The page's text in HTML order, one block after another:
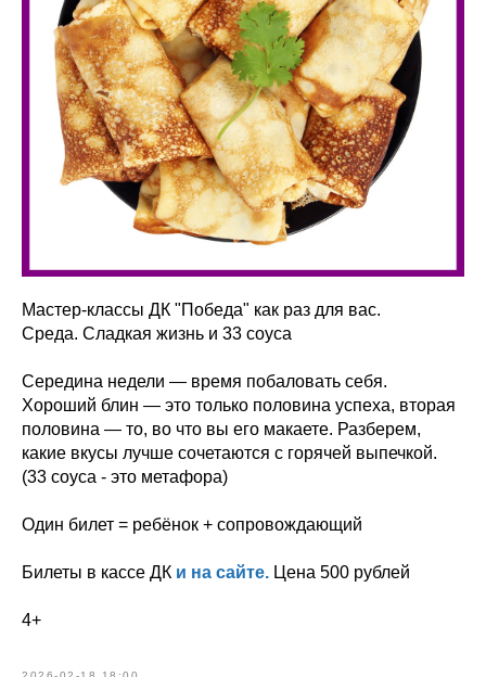
Мастер-классы ДК "Победа" как раз для вас.
Среда. Сладкая жизнь и 33 соуса
Середина недели — время побаловать себя.
Хороший блин — это только половина успеха, вторая
половина — то, во что вы его макаете. Разберем,
какие вкусы лучше сочетаются с горячей выпечкой.
(33 соуса - это метафора)
Один билет = ребёнок + сопровождающий
Билеты в кассе ДК и на сайте. Цена 500 рублей
4+